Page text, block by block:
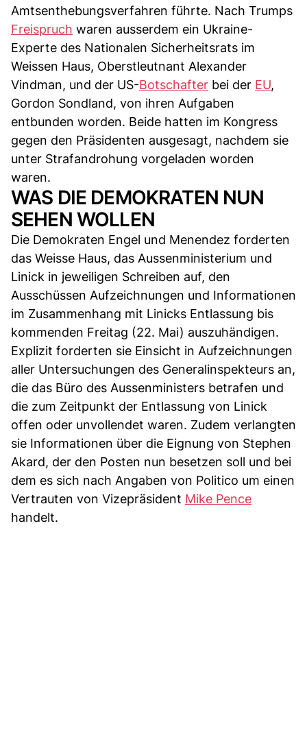
Amtsenthebungsverfahren führte. Nach Trumps
Freispruch waren ausserdem ein Ukraine-
Experte des Nationalen Sicherheitsrats im
Weissen Haus, Oberstleutnant Alexander
Vindman, und der US-Botschafter bei der EU,
Gordon Sondland, von ihren Aufgaben
entbunden worden. Beide hatten im Kongress
gegen den Präsidenten ausgesagt, nachdem sie
unter Strafandrohung vorgeladen worden
waren.
WAS DIE DEMOKRATEN NUN
SEHEN WOLLEN
Die Demokraten Engel und Menendez forderten
das Weisse Haus, das Aussenministerium und
Linick in jeweiligen Schreiben auf, den
Ausschüssen Aufzeichnungen und Informationen
im Zusammenhang mit Linicks Entlassung bis
kommenden Freitag (22. Mai) auszuhändigen.
Explizit forderten sie Einsicht in Aufzeichnungen
aller Untersuchungen des Generalinspekteurs an,
die das Büro des Aussenministers betrafen und
die zum Zeitpunkt der Entlassung von Linick
offen oder unvollendet waren. Zudem verlangten
sie Informationen über die Eignung von Stephen
Akard, der den Posten nun besetzen soll und bei
dem es sich nach Angaben von Politico um einen
Vertrauten von Vizepräsident Mike Pence
handelt.